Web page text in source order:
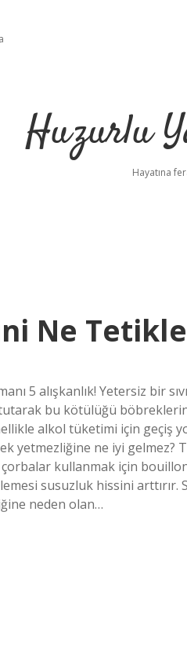
Huzurlu
Hayatına
Ne
5 alışkanlık! Yetersiz bir
tutarak bu kötülüğü
alkol tüketimi için geçiş
yetmezliğine ne iyi gelmez?
kullanmak için
susuzluk hissini arttırır.
neden olan…